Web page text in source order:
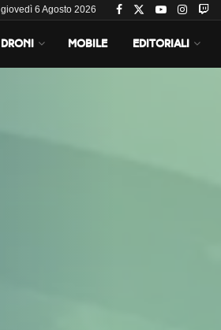
giovedì 6 Agosto 2026
DRONI MOBILE EDITORIALI